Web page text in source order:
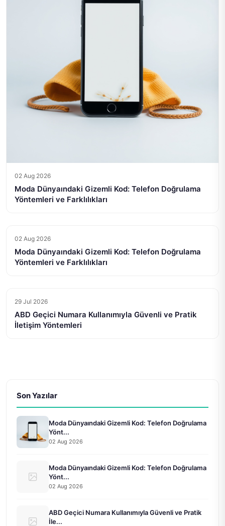
02 Aug 2026
Moda Dünyaındaki Gizemli Kod: Telefon Doğrulama
Yöntemleri ve Farklılıkları
02 Aug 2026
Moda Dünyaındaki Gizemli Kod: Telefon Doğrulama
Yöntemleri ve Farklılıkları
29 Jul 2026
ABD Geçici Numara Kullanımıyla Güvenli ve Pratik
İletişim Yöntemleri
Son Yazılar
Moda Dünyaındaki Gizemli Kod: Telefon Doğrulama
Yönt...
02 Aug 2026
Moda Dünyaındaki Gizemli Kod: Telefon Doğrulama
Yönt...
02 Aug 2026
ABD Geçici Numara Kullanımıyla Güvenli ve Pratik
İle...